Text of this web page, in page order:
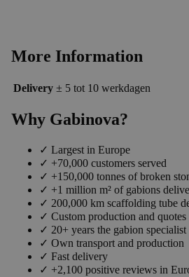
More Information
Delivery ± 5 tot 10 werkdagen
Why Gabinova?
✓ Largest in Europe
✓ +70,000 customers served
✓ +150,000 tonnes of broken
✓ +1 million m² of gabions
✓ 200,000 km scaffolding tube
✓ Custom production and quotes
✓ 20+ years the gabion specialist
✓ Own transport and production
✓ Fast delivery
✓ +2,100 positive reviews in